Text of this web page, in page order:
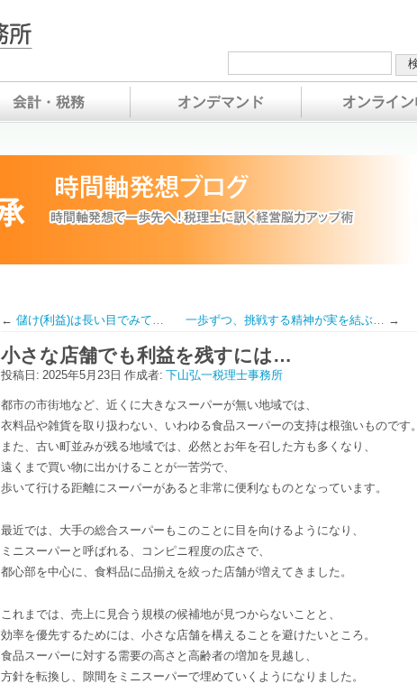
← 儲け(利益)は長い目でみて… 一歩ずつ、挑戦する精神が実を結ぶ… →
小さな店舗でも利益を残すには…
投稿日: 2025年5月23日 作成者: 下山弘一税理士事務所
都市の市街地など、近くに大きなスーパーが無い地域では、
衣料品や雑貨を取り扱わない、いわゆる食品スーパーの支持は根強いものです。
また、古い町並みが残る地域では、必然とお年を召した方も多くなり、
遠くまで買い物に出かけることが一苦労で、
歩いて行ける距離にスーパーがあると非常に便利なものとなっています。
最近では、大手の総合スーパーもこのことに目を向けるようになり、
ミニスーパーと呼ばれる、コンピニ程度の広さで、
都心部を中心に、食料品に品揃えを絞った店舗が増えてきました。
これまでは、売上に見合う規模の候補地が見つからないことと、
効率を優先するためには、小さな店舗を構えることを避けたいところ。
食品スーパーに対する需要の高さと高齢者の増加を見越し、
方針を転換し、隙間をミニスーパーで埋めていくようになりました。